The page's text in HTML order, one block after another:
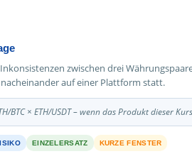
zwischen drei
auf einer Plattform statt.
BTC × ETH/USDT – wenn das Produkt dieser
EINZELERSATZ KURZE FENSTER